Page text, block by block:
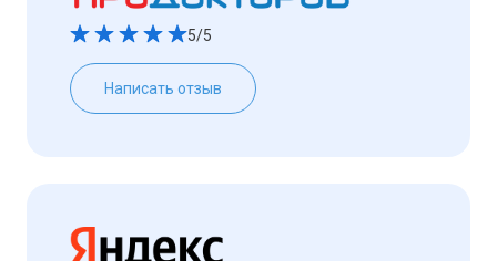
5/5
Написать отзыв